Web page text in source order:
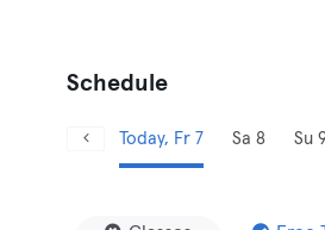
Schedule
Today, Fr 7 Sa 8 Su